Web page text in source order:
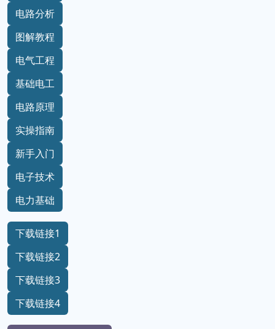
电路分析
图解教程
电气工程
基础电工
电路原理
实操指南
新手入门
电子技术
电力基础
下载链接1
下载链接2
下载链接3
下载链接4